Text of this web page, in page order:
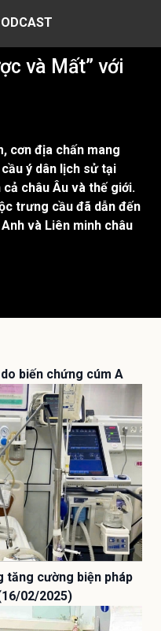
và Mất” với
cơn địa chấn mang
ý dân lịch sử tại
châu Âu và thế giới.
trưng cầu đã dẫn đến
và Liên minh châu
biến chứng cúm A
tăng cường biện pháp
02/2025)